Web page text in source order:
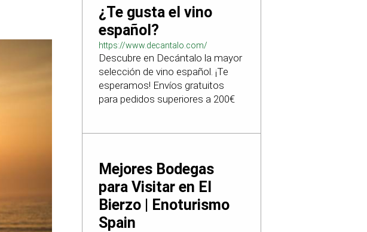
¿Te gusta el vino
español?
https://www.decantalo.com/
Descubre en Decántalo la mayor
selección de vino español. ¡Te
esperamos! Envíos gratuitos
para pedidos superiores a 200€
Mejores Bodegas
para Visitar en El
Bierzo | Enoturismo
Spain